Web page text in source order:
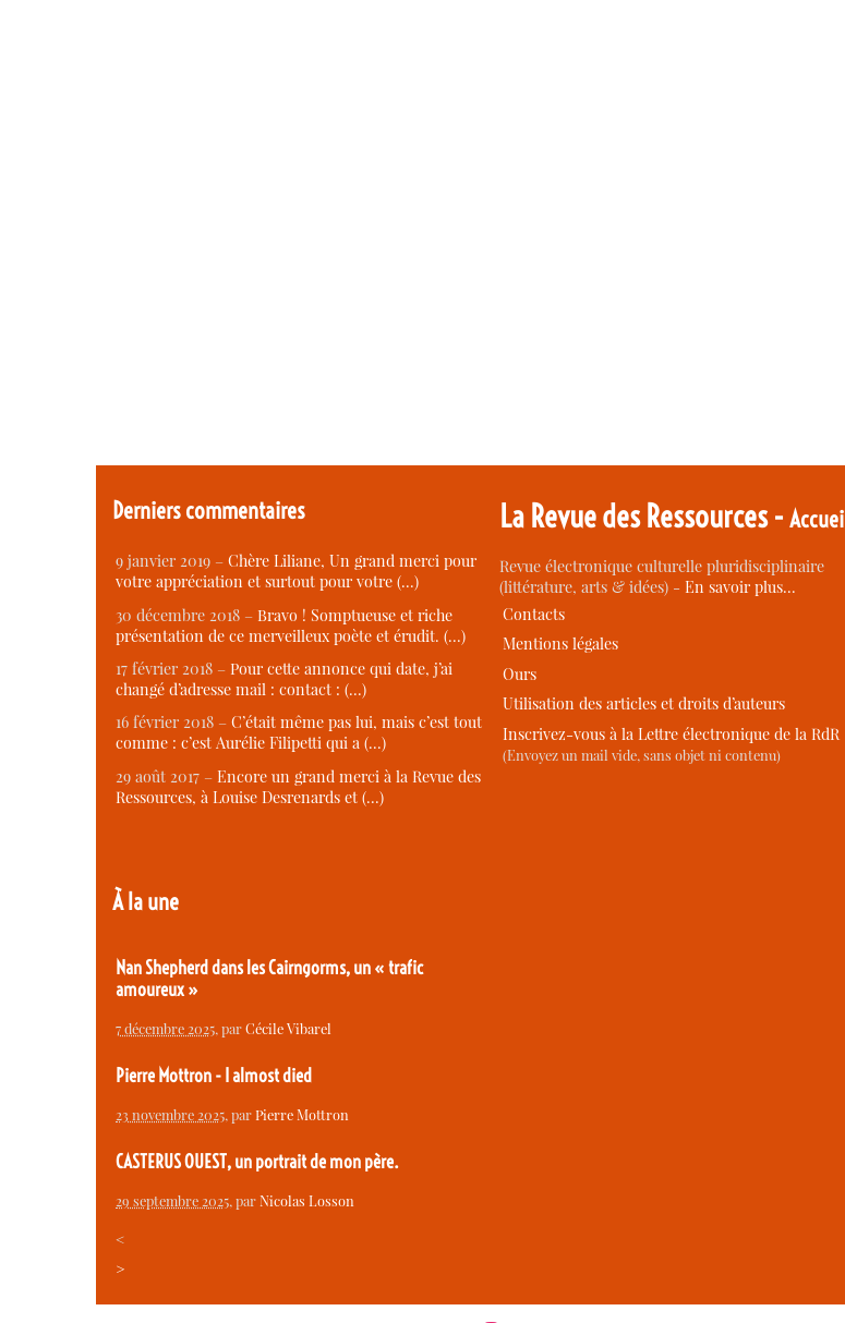
Derniers commentaires
9 janvier 2019 – Chère Liliane, Un grand merci pour
votre appréciation et surtout pour votre (…)
30 décembre 2018 – Bravo ! Somptueuse et riche
présentation de ce merveilleux poète et érudit. (…)
17 février 2018 – Pour cette annonce qui date, j’ai
changé d’adresse mail : contact : (…)
16 février 2018 – C’était même pas lui, mais c’est tout
comme : c’est Aurélie Filipetti qui a (…)
29 août 2017 – Encore un grand merci à la Revue des
Ressources, à Louise Desrenards et (…)
À la une
Nan Shepherd dans les Cairngorms, un « trafic
amoureux »
7 décembre 2025, parCécile Vibarel
Pierre Mottron - I almost died
23 novembre 2025, parPierre Mottron
CASTERUS OUEST, un portrait de mon père.
29 septembre 2025, parNicolas Losson
<
>
La Revue des Ressources -Accueil
Revue électronique culturelle pluridisciplinaire
(littérature, arts & idées) -En savoir plus…
Contacts
Mentions légales
Ours
Utilisation des articles et droits d’auteurs
Inscrivez-vous à la Lettre électronique de la RdR
(Envoyez un mail vide, sans objet ni contenu)